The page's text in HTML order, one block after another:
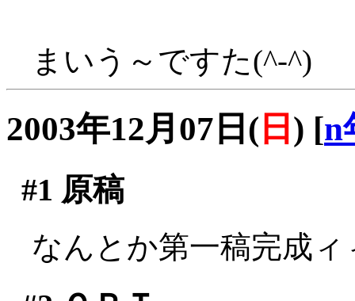
まいう～ですた(^-^)
2003年12月07日( 日 ) [n
#1 原稿
なんとか第一稿完成